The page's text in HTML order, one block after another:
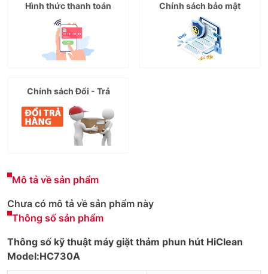
Hình thức thanh toán Chính sách bảo mật
Chính sách Đổi - Trả
Mô tả về sản phẩm
Chưa có mô tả về sản phẩm này
Thông số sản phẩm
Thông số kỹ thuật máy giặt thảm phun hút HiClean
Model:HC730A